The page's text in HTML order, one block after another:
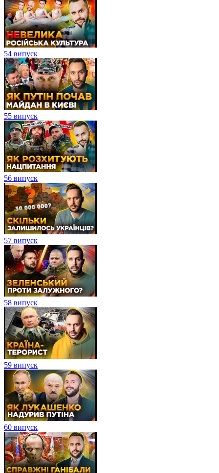
54 випуск
55 випуск
56 випуск
57 випуск
58 випуск
59 випуск
60 випуск